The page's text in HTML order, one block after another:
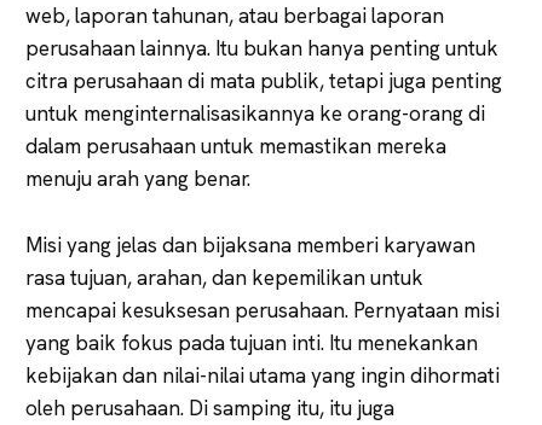
web, laporan tahunan, atau berbagai laporan
perusahaan lainnya. Itu bukan hanya penting untuk
citra perusahaan di mata publik, tetapi juga penting
untuk menginternalisasikannya ke orang-orang di
dalam perusahaan untuk memastikan mereka
menuju arah yang benar.
Misi yang jelas dan bijaksana memberi karyawan
rasa tujuan, arahan, dan kepemilikan untuk
mencapai kesuksesan perusahaan. Pernyataan misi
yang baik fokus pada tujuan inti. Itu menekankan
kebijakan dan nilai-nilai utama yang ingin dihormati
oleh perusahaan. Di samping itu, itu juga